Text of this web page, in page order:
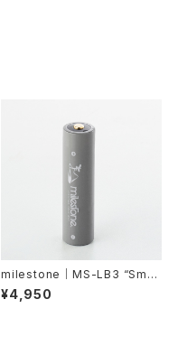
milestone｜MS-LB3 “Smar
t Mobile Battery”
¥4,950